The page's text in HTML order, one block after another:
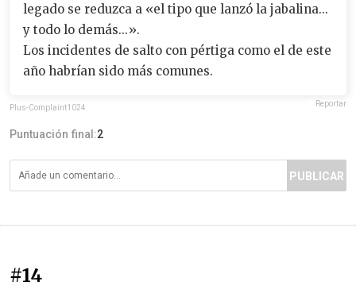
legado se reduzca a «el tipo que lanzó la jabalina...
y todo lo demás...».
Los incidentes de salto con pértiga como el de este
año habrían sido más comunes.
Plus-Complaint1024 Reportar
Puntuación final:2
PUBLICAR
#14